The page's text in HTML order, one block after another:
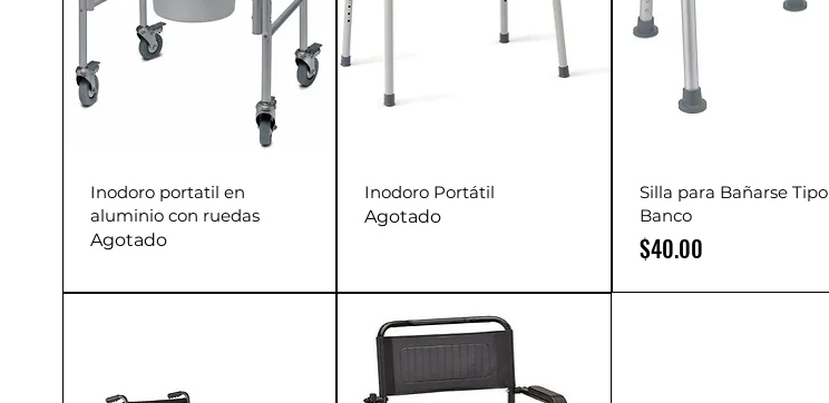
Inodoro portatil en
aluminio con ruedas
Agotado
Inodoro Portátil
Agotado
Silla para Bañarse Tipo
Banco
Precio
$40.00